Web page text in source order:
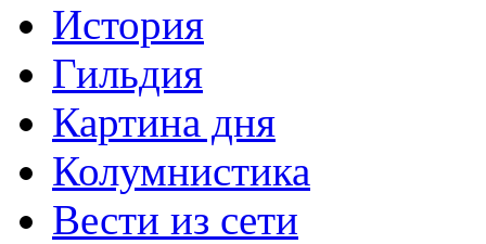
История
Гильдия
Картина дня
Колумнистика
Вести из сети